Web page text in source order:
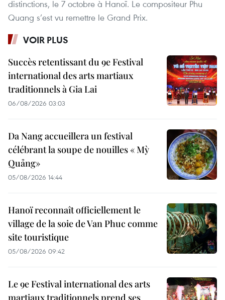
distinctions, le 7 octobre à Hanoï. Le compositeur Phu
Quang s’est vu remettre le Grand Prix.
VOIR PLUS
Succès retentissant du 9e Festival
international des arts martiaux
traditionnels à Gia Lai
06/08/2026 03:03
Da Nang accueillera un festival
célébrant la soupe de nouilles « Mỳ
Quảng»
05/08/2026 14:44
Hanoï reconnaît officiellement le
village de la soie de Van Phuc comme
site touristique
05/08/2026 09:42
Le 9e Festival international des arts
martiaux traditionnels prend ses